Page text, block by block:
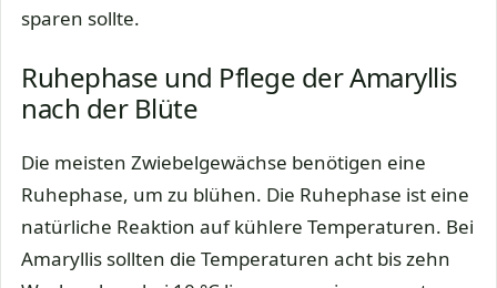
sparen sollte.
Ruhephase und Pflege der Amaryllis
nach der Blüte
Die meisten Zwiebelgewächse benötigen eine
Ruhephase, um zu blühen. Die Ruhephase ist eine
natürliche Reaktion auf kühlere Temperaturen. Bei
Amaryllis sollten die Temperaturen acht bis zehn